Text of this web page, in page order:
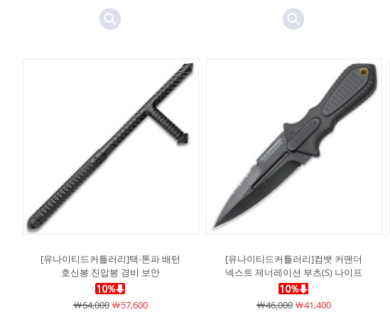
[유나이티드커틀러리]택-톤파 배턴
호신봉 진압봉 경비 보안
￦64,000￦57,600
[유나이티드커틀러리]컴뱃 커맨더
넥스트 제너레이션 부츠(S) 나이프
￦46,000￦41,400